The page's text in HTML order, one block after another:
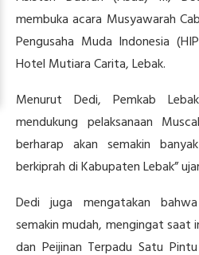
membuka acara Musyawarah
Pengusaha Muda Indonesia
Hotel Mutiara Carita, Lebak.
Menurut Dedi, Pemkab
mendukung pelaksanaan
berharap akan semakin
berkiprah di Kabupaten Lebak”
Dedi juga mengatakan
semakin mudah, mengingat saat
dan Peijinan Terpadu Satu